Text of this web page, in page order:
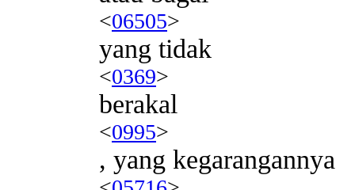
<06505>
yang tidak
<0369>
berakal
<0995>
, yang kegarangannya